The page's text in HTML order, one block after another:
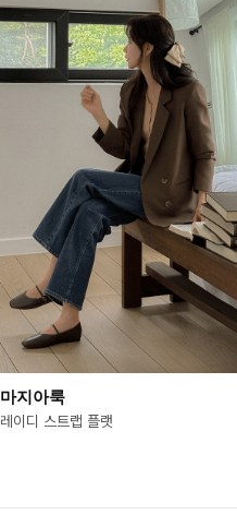
마지아룩
레이디 스트랩 플랫